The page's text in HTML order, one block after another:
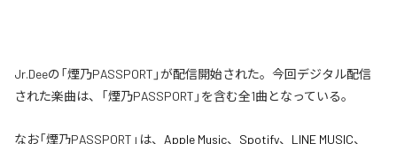
Jr.Deeの「煙乃PASSPORT」が配信開始された。今回デジタル配信
された楽曲は、「煙乃PASSPORT」を含む全1曲となっている。
なお「煙乃PASSPORT 」は、 Apple Music、 Spotify、 LINE MUSIC、